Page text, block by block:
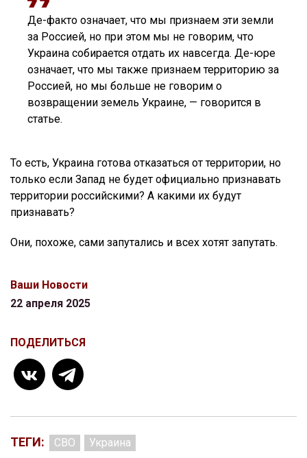
Де-факто означает, что мы признаем эти земли
за Россией, но при этом мы не говорим, что
Украина собирается отдать их навсегда. Де-юре
означает, что мы также признаем территорию за
Россией, но мы больше не говорим о
возвращении земель Украине, — говорится в
статье.
То есть, Украина готова отказаться от территории, но
только если Запад не будет официально признавать
территории российскими? А какими их будут
признавать?
Они, похоже, сами запутались и всех хотят запутать.
Ваши Новости
22 апреля 2025
ПОДЕЛИТЬСЯ
ТЕГИ: СВО Украина